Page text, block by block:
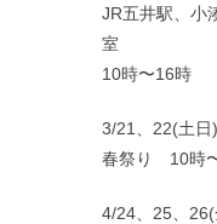
JR五井駅、小
室
10時〜16時
3/21、22(土日
春祭り 10時
4/24、25、